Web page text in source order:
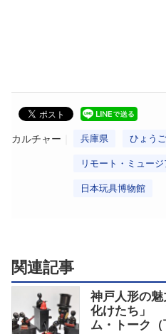
カルチャー 兵庫県 ひょうご
リモート・ミュー
日本玩具博物館
関連記事
神戸人形の
化けたち」
ム・トーク（